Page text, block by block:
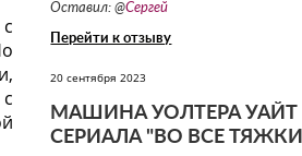
Оставил: @Сергей
Перейти к отзыву
20 сентября 2023
МАШИНА УОЛТЕРА УАЙТ
СЕРИАЛА "ВО ВСЕ